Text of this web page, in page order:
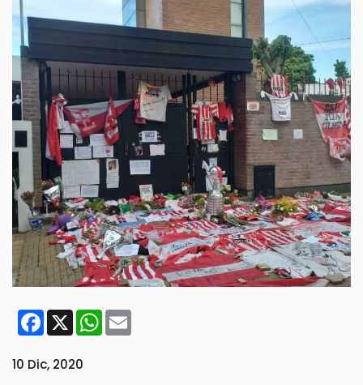
Facebook
X WhatsApp
Email
10 Dic, 2020